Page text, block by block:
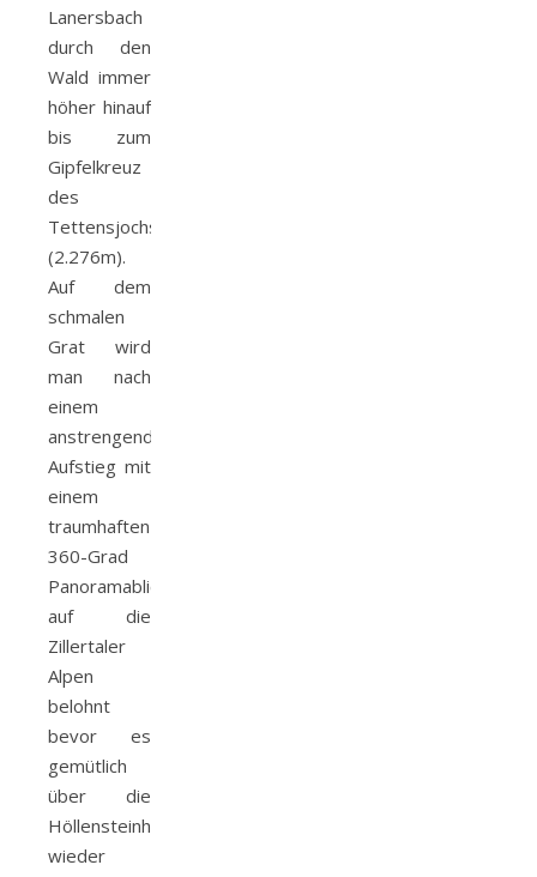
Lanersbach
durch den
Wald immer
höher hinauf
bis zum
Gipfelkreuz
des
Tettensjochs
(2.276m).
Auf dem
schmalen
Grat wird
man nach
einem
anstrengenden
Aufstieg mit
einem
traumhaften
360-Grad
Panoramablick
auf die
Zillertaler
Alpen
belohnt
bevor es
gemütlich
über die
Höllensteinhütte
wieder